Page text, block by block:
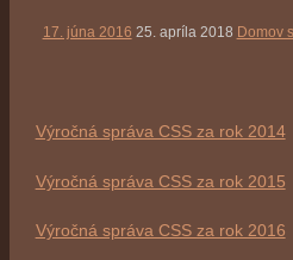
17. júna 2016 25. apríla 2018 Domov
Výročná správa CSS za rok 2014
Výročná správa CSS za rok 2015
Výročná správa CSS za rok 2016